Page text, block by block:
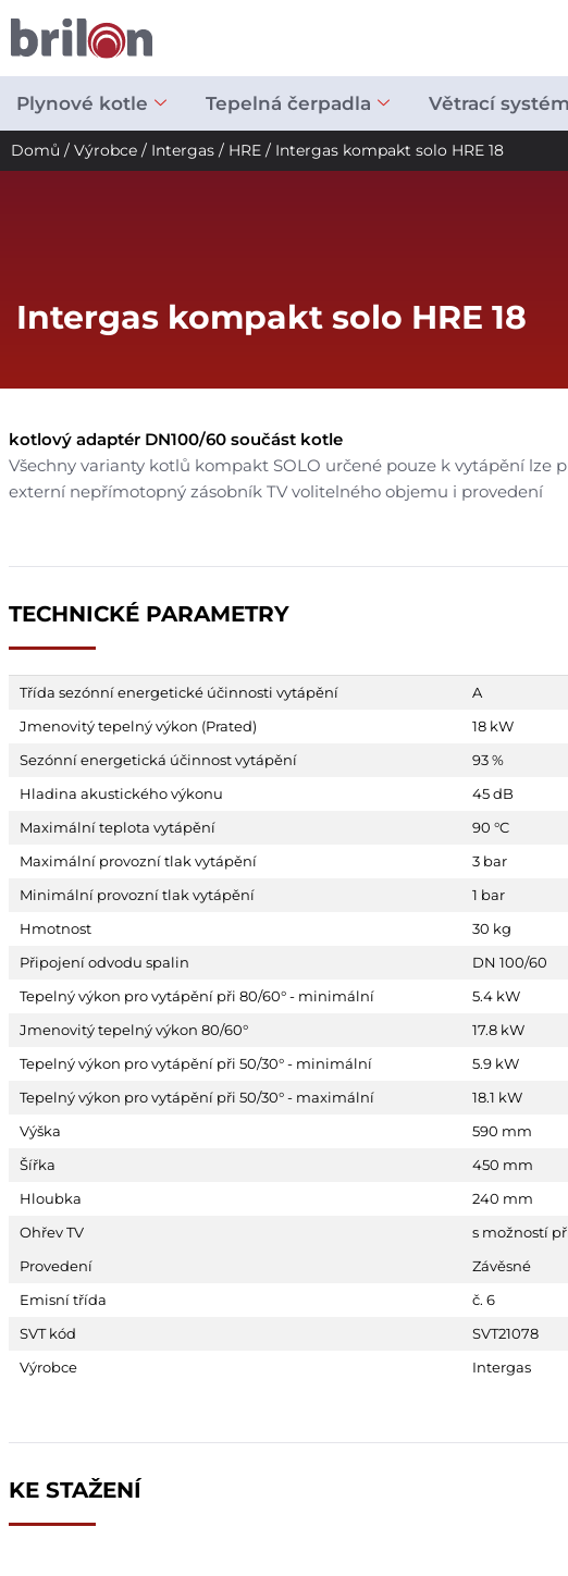
obsah
Plynové kotle Tepelná čerpadla Větrací
Domů / Výrobce / Intergas / HRE / Intergas kompakt solo HRE 18
Intergas kompakt solo HRE 18
kotlový adaptér DN100/60 součást kotle
Všechny varianty kotlů kompakt SOLO určené pouze k vytápění lze
externí nepřímotopný zásobník TV volitelného objemu i provedení
TECHNICKÉ PARAMETRY
Třída sezónní energetické účinnosti vytápění
A
Jmenovitý tepelný výkon (Prated)
18 kW
Sezónní energetická účinnost vytápění
93 %
Hladina akustického výkonu
45 dB
Maximální teplota vytápění
90 °C
Maximální provozní tlak vytápění
3 bar
Minimální provozní tlak vytápění
1 bar
Hmotnost
30 kg
Připojení odvodu spalin
DN 100/60
Tepelný výkon pro vytápění při 80/60° - minimální
5.4 kW
Jmenovitý tepelný výkon 80/60°
17.8 kW
Tepelný výkon pro vytápění při 50/30° - minimální
5.9 kW
Tepelný výkon pro vytápění při 50/30° - maximální
18.1 kW
Výška
590 mm
Šířka
450 mm
Hloubka
240 mm
Ohřev TV
s možností
Provedení
Závěsné
Emisní třída
č. 6
SVT kód
SVT21078
Výrobce
Intergas
KE STAŽENÍ